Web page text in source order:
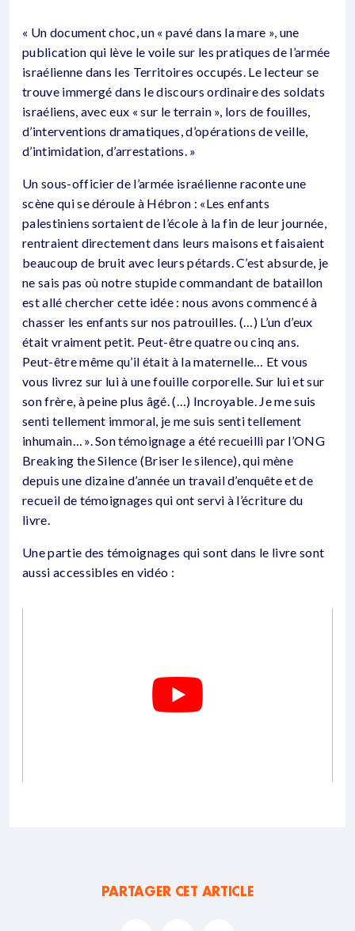
« Un document choc, un « pavé dans la mare », une
publication qui lève le voile sur les pratiques de l’armée
israélienne dans les Territoires occupés. Le lecteur se
trouve immergé dans le discours ordinaire des soldats
israéliens, avec eux « sur le terrain », lors de fouilles,
d’interventions dramatiques, d’opérations de veille,
d’intimidation, d’arrestations. »
Un sous-officier de l’armée israélienne raconte une
scène qui se déroule à Hébron : «Les enfants
palestiniens sortaient de l’école à la fin de leur journée,
rentraient directement dans leurs maisons et faisaient
beaucoup de bruit avec leurs pétards. C’est absurde, je
ne sais pas où notre stupide commandant de bataillon
est allé chercher cette idée : nous avons commencé à
chasser les enfants sur nos patrouilles. (…) L’un d’eux
était vraiment petit. Peut-être quatre ou cinq ans.
Peut-être même qu’il était à la maternelle… Et vous
vous livrez sur lui à une fouille corporelle. Sur lui et sur
son frère, à peine plus âgé. (…) Incroyable. Je me suis
senti tellement immoral, je me suis senti tellement
inhumain… ». Son témoignage a été recueilli par l’ONG
Breaking the Silence (Briser le silence), qui mène
depuis une dizaine d’année un travail d’enquête et de
recueil de témoignages qui ont servi à l’écriture du
livre.
Une partie des témoignages qui sont dans le livre sont
aussi accessibles en vidéo :
PARTAGER CET ARTICLE